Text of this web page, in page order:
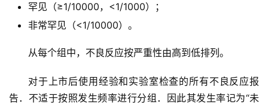
罕见（≥1/10000，<1/1000）；
非常罕见（<1/10000）。
从每个组中，不良反应按严重性由高到低排列。
对于上市后使用经验和实验室检查的所有不良反应报
告．不适于按照发生频率进行分组．因此其发生率记为“未